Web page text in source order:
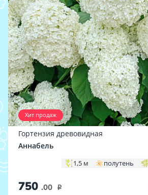
Хит продаж
Гортензия древовидная
Аннабель
1,5 м полутень
750 .00 i